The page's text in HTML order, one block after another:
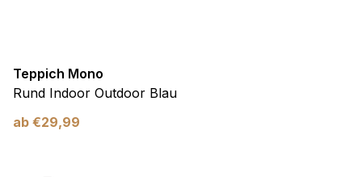
Teppich Mono
Rund Indoor Outdoor Blau
ab €29,99